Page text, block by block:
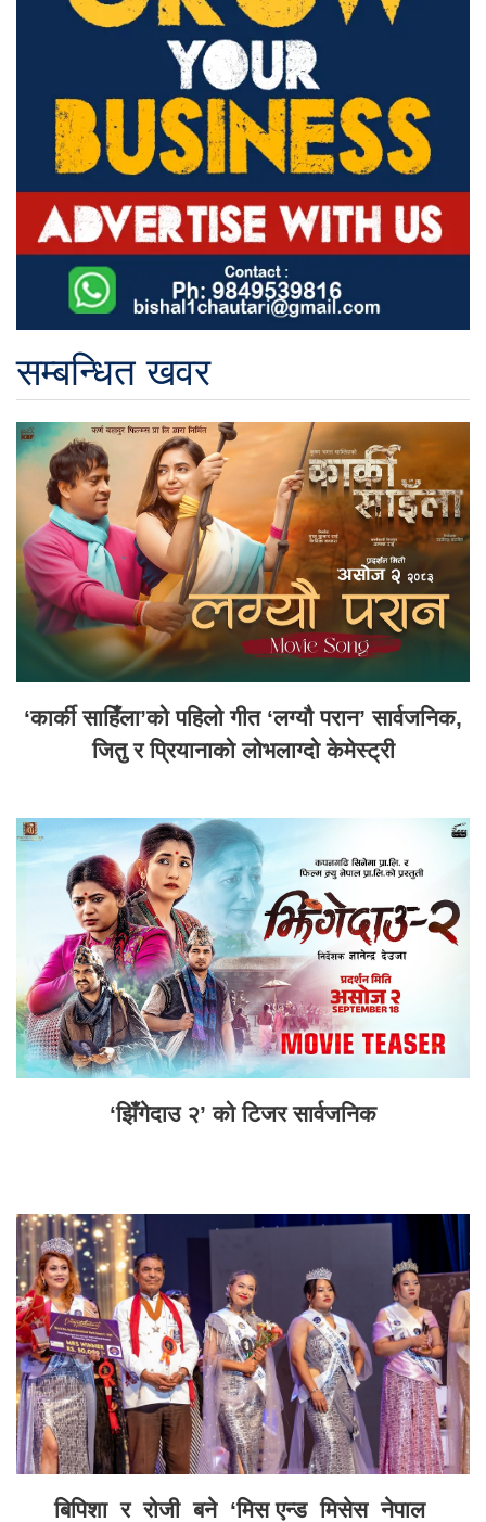
सम्बन्धित खवर
‘कार्की साहिँला’को पहिलो गीत ‘लग्यौ परान’ सार्वजनिक,
जितु र प्रियानाको लोभलाग्दो केमेस्ट्री
‘झिँगेदाउ २’ को टिजर सार्वजनिक
बिपिशा र रोजी बने ‘मिस एन्ड मिसेस नेपाल